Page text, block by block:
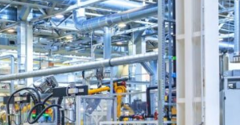
Elizabeth Suárez: “Las
mujeres podemos liderar y
abrirnos paso por nuestros
propios méritos”